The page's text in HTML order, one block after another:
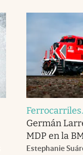
Ferrocarriles.
Germán
MDP en la
Estephanie